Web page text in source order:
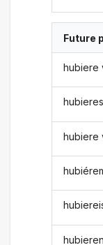
Future
hubiere
hubiere